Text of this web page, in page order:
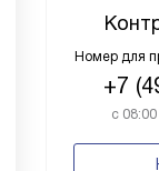
Номер для
+7
с